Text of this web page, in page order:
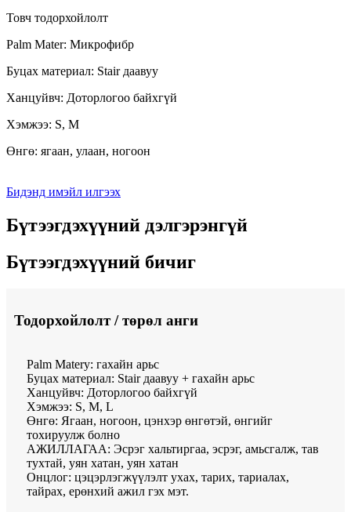
Товч тодорхойлолт
Palm Mater: Микрофибр
Буцах материал: Stair даавуу
Ханцуйвч: Доторлогоо байхгүй
Хэмжээ: S, M
Өнгө: ягаан, улаан, ногоон
Бидэнд имэйл илгээх
Бүтээгдэхүүний дэлгэрэнгүй
Бүтээгдэхүүний бичиг
Тодорхойлолт / төрөл анги
Palm Matery: гахайн арьс
Буцах материал: Stair даавуу + гахайн арьс
Ханцуйвч: Доторлогоо байхгүй
Хэмжээ: S, M, L
Өнгө: Ягаан, ногоон, цэнхэр өнгөтэй, өнгийг
тохируулж болно
АЖИЛЛАГАА: Эсрэг хальтиргаа, эсрэг, амьсгалж, тав
тухтай, уян хатан, уян хатан
Онцлог: цэцэрлэгжүүлэлт ухах, тарих, тариалах,
тайрах, ерөнхий ажил гэх мэт.